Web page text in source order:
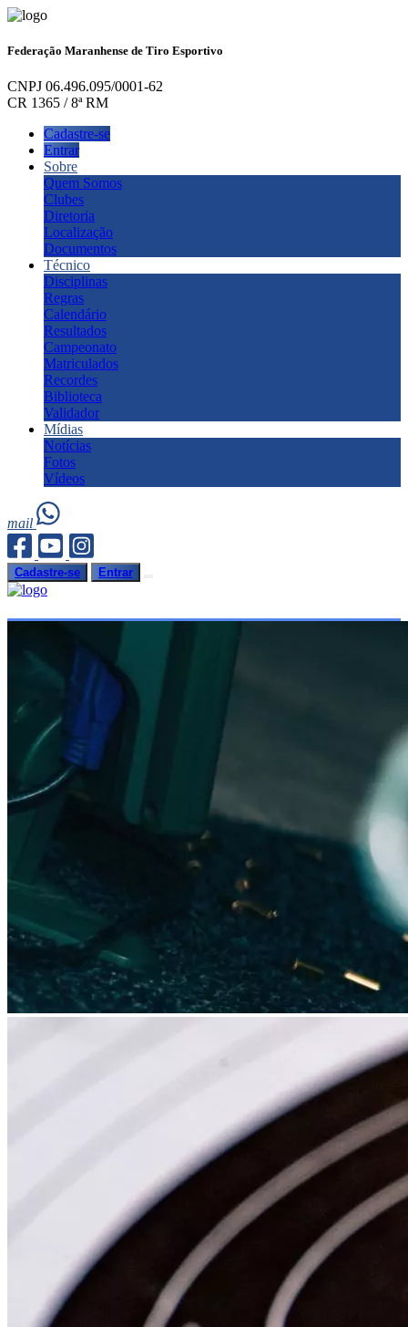
Federação Maranhense de Tiro Esportivo
CNPJ 06.496.095/0001-62
CR 1365 / 8ª RM
Cadastre-se
Entrar
Sobre
Quem Somos
Clubes
Diretoria
Localização
Documentos
Técnico
Disciplinas
Regras
Calendário
Resultados
Campeonato
Matriculados
Recordes
Biblioteca
Validador
Mídias
Notícias
Fotos
Vídeos
mail
Cadastre-se Entrar